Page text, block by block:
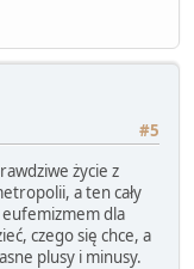
#5
życie z
a ten cały
eufemizmem dla
czego się chce, a
plusy i minusy.